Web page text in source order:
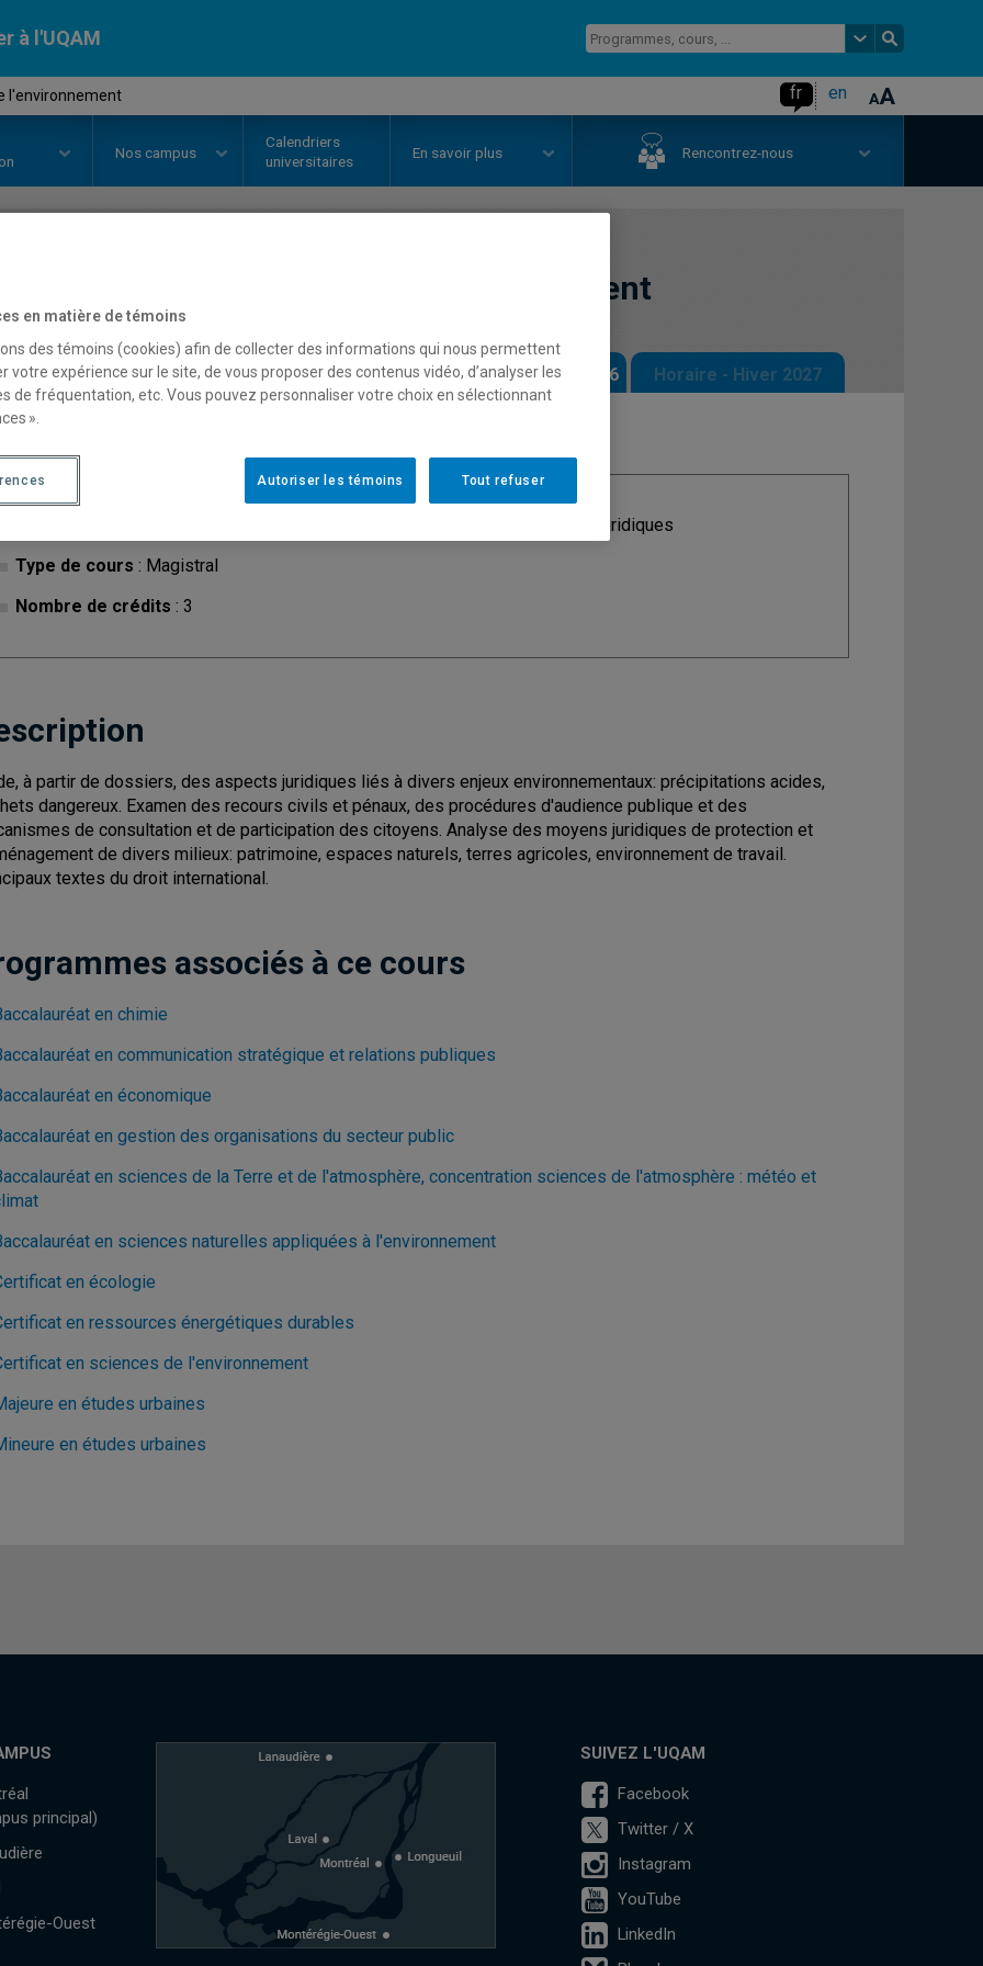
à l'UQAM
l'environnement fr en
Nos campus
Calendriers
universitaires
En savoir plus Rencontrez-nous
Droit de l'environnement
Description Horaire - Été 2026 Horaire - Automne 2026 Horaire - Hiver 2027
Type de cours : Magistral
Nombre de crédits : 3
: Sciences juridiques
à partir de dossiers, des aspects juridiques liés à divers enjeux environnementaux: précipitations acides,
dangereux. Examen des recours civils et pénaux, des procédures d'audience publique et des
de consultation et de participation des citoyens. Analyse des moyens juridiques de protection et
de divers milieux: patrimoine, espaces naturels, terres agricoles, environnement de travail.
textes du droit international.
associés à ce cours
en chimie
en communication stratégique et relations publiques
en économique
en gestion des organisations du secteur public
en sciences de la Terre et de l'atmosphère, concentration sciences de l'atmosphère : météo et
en sciences naturelles appliquées à l'environnement
en écologie
en ressources énergétiques durables
en sciences de l'environnement
en études urbaines
en études urbaines
principal)
Ouest
SUIVEZ L'UQAM
Facebook
Twitter / X
Instagram
YouTube
LinkedIn
en matière de témoins
des témoins (cookies) afin de collecter des informations qui nous permettent
votre expérience sur le site, de vous proposer des contenus vidéo, d’analyser les
de fréquentation, etc. Vous pouvez personnaliser votre choix en sélectionnant
».
Tout refuser
Autoriser les témoins